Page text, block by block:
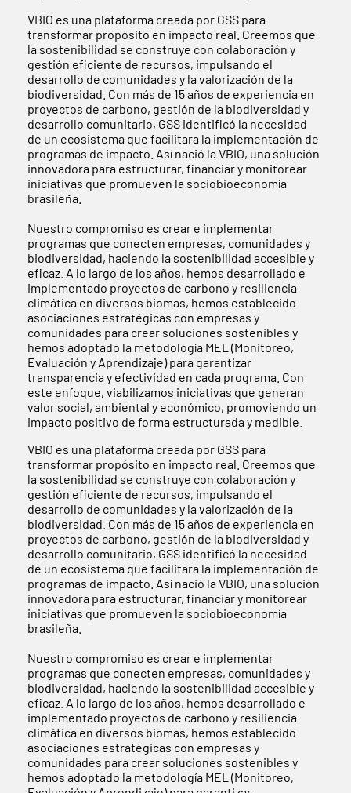
VBIO es una plataforma creada por GSS para
transformar propósito en impacto real. Creemos que
la sostenibilidad se construye con colaboración y
gestión eficiente de recursos, impulsando el
desarrollo de comunidades y la valorización de la
biodiversidad. Con más de 15 años de experiencia en
proyectos de carbono, gestión de la biodiversidad y
desarrollo comunitario, GSS identificó la necesidad
de un ecosistema que facilitara la implementación de
programas de impacto. Así nació la VBIO, una solución
innovadora para estructurar, financiar y monitorear
iniciativas que promueven la sociobioeconomía
brasileña.
Nuestro compromiso es crear e implementar
programas que conecten empresas, comunidades y
biodiversidad, haciendo la sostenibilidad accesible y
eficaz. A lo largo de los años, hemos desarrollado e
implementado proyectos de carbono y resiliencia
climática en diversos biomas, hemos establecido
asociaciones estratégicas con empresas y
comunidades para crear soluciones sostenibles y
hemos adoptado la metodología MEL (Monitoreo,
Evaluación y Aprendizaje) para garantizar
transparencia y efectividad en cada programa. Con
este enfoque, viabilizamos iniciativas que generan
valor social, ambiental y económico, promoviendo un
impacto positivo de forma estructurada y medible.
VBIO es una plataforma creada por GSS para
transformar propósito en impacto real. Creemos que
la sostenibilidad se construye con colaboración y
gestión eficiente de recursos, impulsando el
desarrollo de comunidades y la valorización de la
biodiversidad. Con más de 15 años de experiencia en
proyectos de carbono, gestión de la biodiversidad y
desarrollo comunitario, GSS identificó la necesidad
de un ecosistema que facilitara la implementación de
programas de impacto. Así nació la VBIO, una solución
innovadora para estructurar, financiar y monitorear
iniciativas que promueven la sociobioeconomía
brasileña.
Nuestro compromiso es crear e implementar
programas que conecten empresas, comunidades y
biodiversidad, haciendo la sostenibilidad accesible y
eficaz. A lo largo de los años, hemos desarrollado e
implementado proyectos de carbono y resiliencia
climática en diversos biomas, hemos establecido
asociaciones estratégicas con empresas y
comunidades para crear soluciones sostenibles y
hemos adoptado la metodología MEL (Monitoreo,